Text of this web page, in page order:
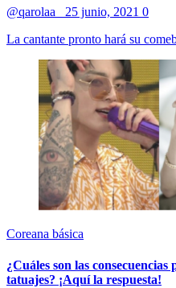
@qarolaa_ 25 junio, 2021 0
La cantante pronto hará su
Coreana básica
¿Cuáles son las
tatuajes? ¡Aquí la respuesta!